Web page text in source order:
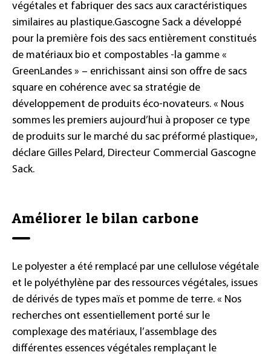
végétales et fabriquer des sacs aux caractéristiques
similaires au plastique.Gascogne Sack a développé
pour la première fois des sacs entièrement constitués
de matériaux bio et compostables -la gamme «
GreenLandes » – enrichissant ainsi son offre de sacs
square en cohérence avec sa stratégie de
développement de produits éco-novateurs. « Nous
sommes les premiers aujourd’hui à proposer ce type
de produits sur le marché du sac préformé plastique»,
déclare Gilles Pelard, Directeur Commercial Gascogne
Sack.
Améliorer le bilan carbone
Le polyester a été remplacé par une cellulose végétale
et le polyéthylène par des ressources végétales, issues
de dérivés de types maïs et pomme de terre. « Nos
recherches ont essentiellement porté sur le
complexage des matériaux, l’assemblage des
différentes essences végétales remplaçant le